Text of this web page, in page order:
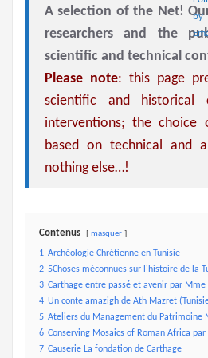
A selection of the Net!
researchers and the
scientific and technical
Please note: this page
scientific and historical
interventions; the choice
based on technical and
nothing else…!
Contenus masquer
1 Archéologie Chrétienne en Tunisie
2 5Choses méconnues sur l'histoire de la
3 Carthage entre passé et avenir par
4 Un conte amazigh de Ath Mazret
5 Ateliers du Management du Patrimoine
6 Conserving Mosaics of Roman Africa
7 Causerie La fondation de Carthage